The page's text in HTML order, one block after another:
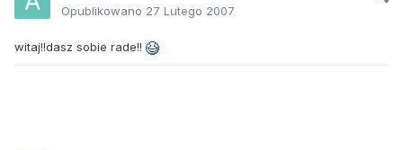
Opublikowano 27 Lutego 2007
witaj!!dasz sobie rade!!